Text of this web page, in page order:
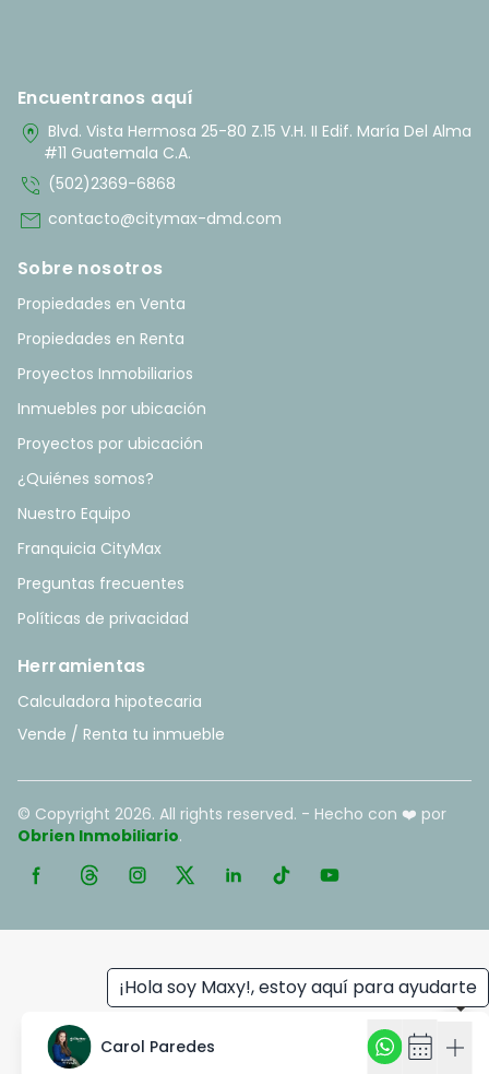
¡Hola soy Maxy!, estoy aquí para ayudarte
Carol Paredes calendar_month add
Encuentranos aquí
home_pin Blvd. Vista Hermosa 25-80 Z.15 V.H. II Edif. María Del Alma
#11 Guatemala C.A.
phone_in_talk (502)2369-6868
mail contacto@citymax-dmd.com
Sobre nosotros
Propiedades en Venta
Propiedades en Renta
Proyectos Inmobiliarios
Inmuebles por ubicación
Proyectos por ubicación
¿Quiénes somos?
Nuestro Equipo
Franquicia CityMax
Preguntas frecuentes
Políticas de privacidad
Herramientas
Calculadora hipotecaria
Vende / Renta tu inmueble
© Copyright 2026. All rights reserved. - Hecho con ❤️ por
Obrien Inmobiliario.